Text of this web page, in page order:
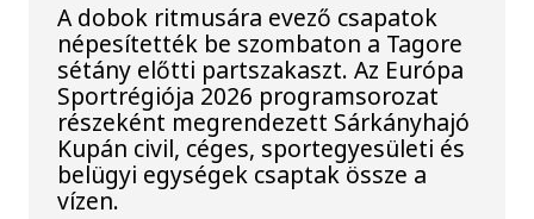
A dobok ritmusára evező csapatok
népesítették be szombaton a Tagore
sétány előtti partszakaszt. Az Európa
Sportrégiója 2026 programsorozat
részeként megrendezett Sárkányhajó
Kupán civil, céges, sportegyesületi és
belügyi egységek csaptak össze a
vízen.